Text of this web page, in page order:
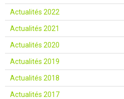
Actualités 2022
Actualités 2021
Actualités 2020
Actualités 2019
Actualités 2018
Actualités 2017